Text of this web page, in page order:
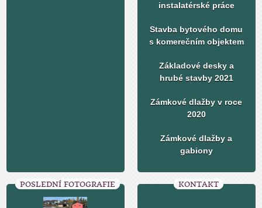
instalatérské práce
Stavba bytového domu
s komerečním objektem
Základové desky a
hrubé stavby 2021
Zámkové dlažby v roce
2020
Zámkové dlažby a
gabiony
POSLEDNÍ FOTOGRAFIE KONTAKT